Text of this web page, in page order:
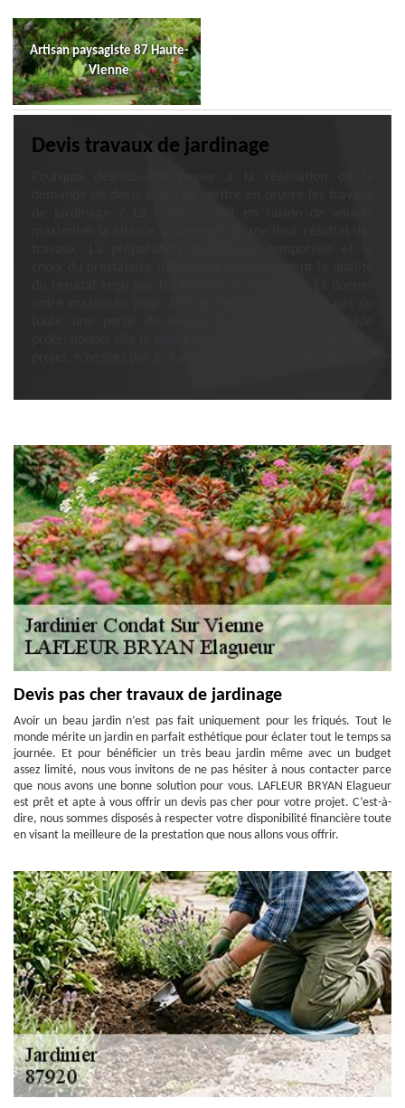
Artisan paysagiste 87 Haute-
Vienne
Devis travaux de jardinage
Devis pas cher travaux de jardinage
Avoir un beau jardin n’est pas fait uniquement pour les friqués. Tout le
monde mérite un jardin en parfait esthétique pour éclater tout le temps sa
journée. Et pour bénéficier un très beau jardin même avec un budget
assez limité, nous vous invitons de ne pas hésiter à nous contacter parce
que nous avons une bonne solution pour vous. LAFLEUR BRYAN Elagueur
est prêt et apte à vous offrir un devis pas cher pour votre projet. C’est-à-
dire, nous sommes disposés à respecter votre disponibilité financière toute
en visant la meilleure de la prestation que nous allons vous offrir.